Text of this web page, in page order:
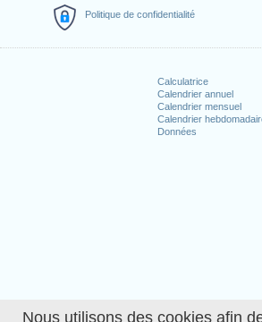
Nous utilisons des cookies afin
Politique de confidentialité
Calculatrice
Calendrier annuel
Calendrier mensuel
Calendrier
Données